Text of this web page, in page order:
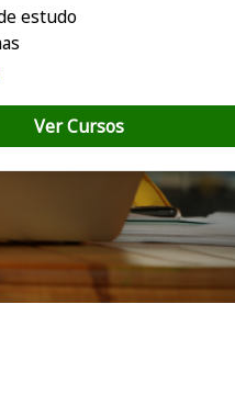
estudo
Ver Cursos